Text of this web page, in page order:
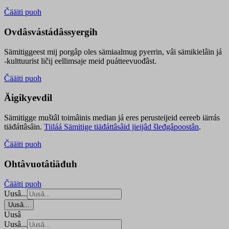
Čääiti puoh
Ovdâsvástádâssyergih
Sämitiggeest mij porgâp oles sämiaalmug pyerrin, vâi sämikielâin já
-kulttuurist ličij eellimsaje meid puátteevuođâst.
Čääiti puoh
Äigikyevdil
Sämitigge muštâl toimâinis median já eres perusteijeid eereeb iärrás
tiäđáttâsâin. Tiiláá Sämitige tiäđáttâsâid jieijâd šleđgâpoostân.
Čääiti puoh
Ohtâvuotâtiäđuh
Čääiti puoh
Uusâ...
Uusâ...
Uusâ
Uusâ...